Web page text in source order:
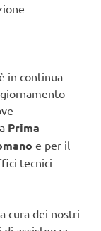
in continua
Prima
e per il
tecnici
cura dei nostri